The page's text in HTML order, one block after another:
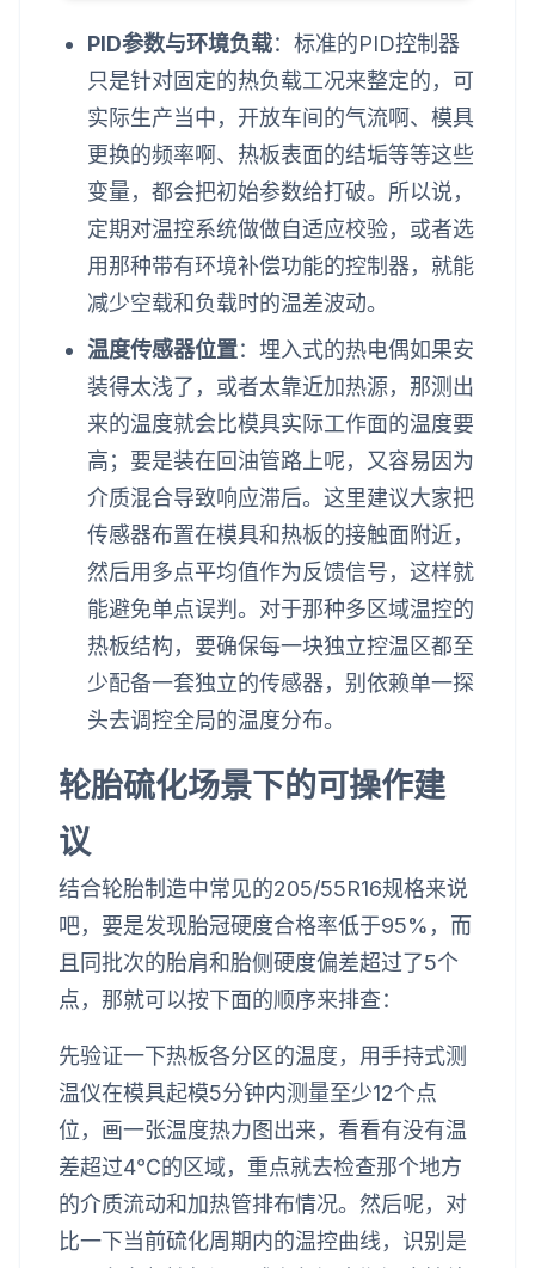
PID参数与环境负载：标准的PID控制器
只是针对固定的热负载工况来整定的，可
实际生产当中，开放车间的气流啊、模具
更换的频率啊、热板表面的结垢等等这些
变量，都会把初始参数给打破。所以说，
定期对温控系统做做自适应校验，或者选
用那种带有环境补偿功能的控制器，就能
减少空载和负载时的温差波动。
温度传感器位置：埋入式的热电偶如果安
装得太浅了，或者太靠近加热源，那测出
来的温度就会比模具实际工作面的温度要
高；要是装在回油管路上呢，又容易因为
介质混合导致响应滞后。这里建议大家把
传感器布置在模具和热板的接触面附近，
然后用多点平均值作为反馈信号，这样就
能避免单点误判。对于那种多区域温控的
热板结构，要确保每一块独立控温区都至
少配备一套独立的传感器，别依赖单一探
头去调控全局的温度分布。
轮胎硫化场景下的可操作建
议
结合轮胎制造中常见的205/55R16规格来说
吧，要是发现胎冠硬度合格率低于95%，而
且同批次的胎肩和胎侧硬度偏差超过了5个
点，那就可以按下面的顺序来排查：
先验证一下热板各分区的温度，用手持式测
温仪在模具起模5分钟内测量至少12个点
位，画一张温度热力图出来，看看有没有温
差超过4℃的区域，重点就去检查那个地方
的介质流动和加热管排布情况。然后呢，对
比一下当前硫化周期内的温控曲线，识别是